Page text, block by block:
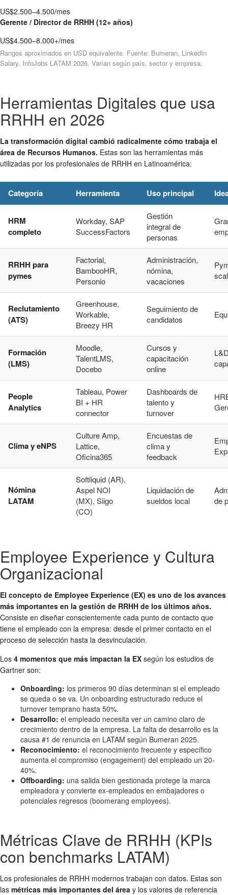
US$2.500–4.500/mes
Gerente / Director de RRHH (12+ años)
US$4.500–8.000+/mes
Rangos aproximados en USD equivalente. Fuente: Bumeran, LinkedIn
Salary, InfoJobs LATAM 2026. Varían según país, sector y empresa.
Herramientas Digitales que usa
RRHH en 2026
La transformación digital cambió radicalmente cómo trabaja el
área de Recursos Humanos. Estas son las herramientas más
utilizadas por los profesionales de RRHH en Latinoamérica:
Categoría Herramienta Uso principal
HRM
completo
Workday, SAP
SuccessFactors
Gestión
integral de
personas
RRHH para
pymes
Factorial,
BambooHR,
Personio
Administración,
nómina,
vacaciones
Reclutamiento
(ATS)
Greenhouse,
Workable,
Breezy HR
Seguimiento de
candidatos
Formación
(LMS)
Moodle,
TalentLMS,
Docebo
Cursos y
capacitación
online
People
Analytics
Tableau, Power
BI + HR
connector
Dashboards de
talento y
turnover
Clima y eNPS
Culture Amp,
Lattice,
Oficina365
Encuestas de
clima y
feedback
Nómina
LATAM
Softliquid (AR),
Aspel NOI
(MX), Siigo
(CO)
Liquidación de
sueldos local
de
Employee Experience y Cultura
Organizacional
El concepto de Employee Experience (EX) es uno de los avances
más importantes en la gestión de RRHH de los últimos años.
Consiste en diseñar conscientemente cada punto de contacto que
tiene el empleado con la empresa: desde el primer contacto en el
proceso de selección hasta la desvinculación.
Los 4 momentos que más impactan la EX según los estudios de
Gartner son:
Onboarding: los primeros 90 días determinan si el empleado
se queda o se va. Un onboarding estructurado reduce el
turnover temprano hasta 50%.
Desarrollo: el empleado necesita ver un camino claro de
crecimiento dentro de la empresa. La falta de desarrollo es la
causa #1 de renuncia en LATAM según Bumeran 2025.
Reconocimiento: el reconocimiento frecuente y específico
aumenta el compromiso (engagement) del empleado un 20-
40%.
Offboarding: una salida bien gestionada protege la marca
empleadora y convierte ex-empleados en embajadores o
potenciales regresos (boomerang employees).
Métricas Clave de RRHH (KPIs
con benchmarks LATAM)
Los profesionales de RRHH modernos trabajan con datos. Estas son
las métricas más importantes del área y los valores de referencia